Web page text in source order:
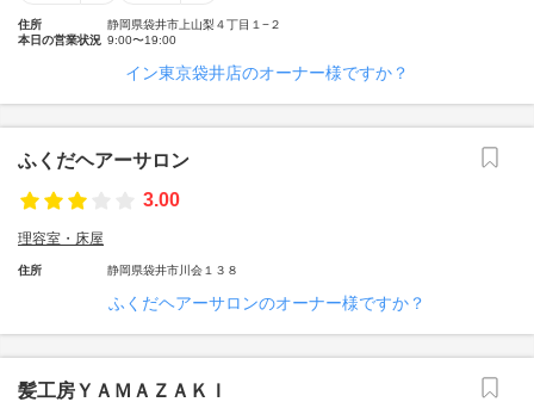
住所
静岡県袋井市上山梨４丁目１−２
本日の営業状況 9:00〜19:00
イン東京袋井店のオーナー様ですか？
ふくだヘアーサロン
3.00
理容室・床屋
住所 静岡県袋井市川会１３８
ふくだヘアーサロンのオーナー様ですか？
髪工房ＹＡＭＡＺＡＫＩ